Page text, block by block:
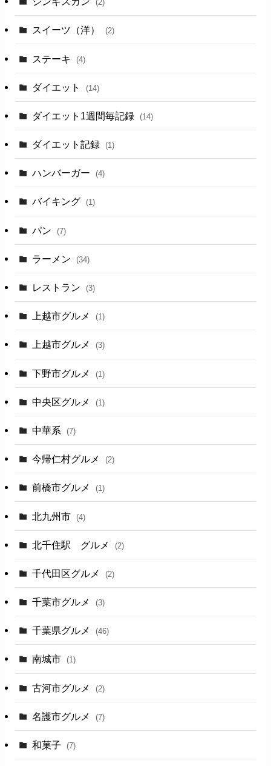
(2)
スイーツ（洋） (2)
ステーキ (4)
ダイエット (14)
ダイエット1週間毎記録 (14)
ダイエット記録 (1)
ハンバーガー (4)
バイキング (1)
パン (7)
ラーメン (34)
レストラン (3)
上越市グルメ (1)
上越市グルメ (3)
下野市グルメ (1)
中央区グルメ (1)
中華系 (7)
今帰仁村グルメ (2)
前橋市グルメ (1)
北九州市 (4)
北千住駅 グルメ (2)
千代田区グルメ (2)
千葉市グルメ (3)
千葉県グルメ (46)
南城市 (1)
古河市グルメ (2)
名護市グルメ (7)
和菓子 (7)